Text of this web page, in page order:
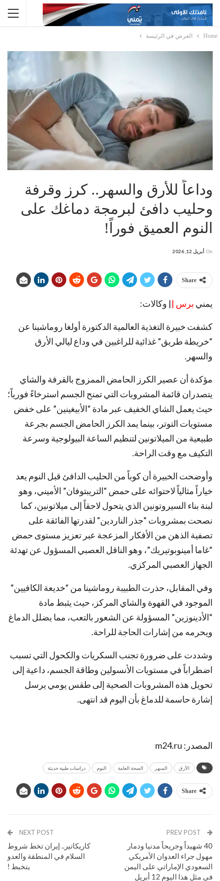
Home العرض في الرئيسة
وداعاً للأرق والسهر.. كرز وقرفة
وحليب دافئ لبرمجة دماغك على
النوم العميق فوراً!
On أبريل 12, 2026
Share
يمني برس || وكالات:
كشفت خبيرة التغذية العالمية الدكتورة أولغا روماشينا عن
“خريطة طريق” غذائية للراغبين في وداع ليالي الأرق
والسهر.
مؤكدة أن عصير الكرز الحامض الممزوج بالقرفة والشاي
يتصدران قائمة المشروبات التي تمنح الجسم استرخاءً فورياً؛
حيث يعمل الشاي الخفيف عبر مادة “الأبيغينين” على خفض
مستويات التوتر، بينما يمد الكرز الحامض الجسم بجرعة
طبيعية من الميلاتونين لتنظيم الساعة البيولوجية وسرعة
التكيف مع وقت الراحة.
وأوضحت الخبيرة أن كوباً من الحليب الدافئ قبل النوم يعد
خياراً مثالياً لاحتوائه على حمض “التريبتوفان” الأميني، وهو
لبنة بناء السيروتونين الذي يتحول لاحقاً إلى ميلاتونين، كما
نصحت بمشروبات “جذر الناردين” لقدرتها الفائقة على
تصفية الذهن من الأفكار المزعجة عبر تعزيز مستوى حمض
“غاما أمينوبوتيريك”، وهو الناقل العصبي المسؤول عن تهدئة
الجهاز العصبي المركزي.
وفي المقابل، حذرت الطبيبة روماشينا من “خديعة الكافيين”
الموجود في القهوة والشاي المركز، حيث يثبط مادة
“الأدينوزين” المسؤولة عن الشعور بالتعب، مما يضلل الدماغ
ويحرمه من إشارات الحاجة للراحة.
وشددت على ضرورة تجنب السكريات والكحول التي تسبب
اضطراباً في مستويات الأنسولين وطاقة الجسم، داعية إلى
تحويل هذه المشروبات الصحية إلى طقس يومي يرسل
إشارة حاسمة للدماغ بأن اليوم قد انتهى.
المصدر: m24.ru
الأرق السهر الصحة العامة النوم دراسات طبية حديثة
Share
40 شهيداً وجريحاً مدنيا ودمار
مهول جراء العدوان الأمريكي
السعودي الإماراتي على اليمن
في مثل هذا اليوم 12 أبريل
NEXT POST
كاريكاتير.. إيران تخط شروط
السلام في المنطقة والعدو
يتخبط !